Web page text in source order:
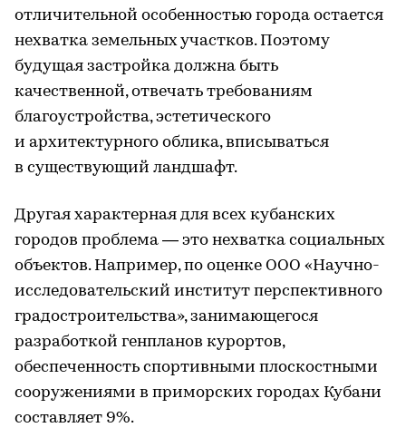
отличительной особенностью города остается
нехватка земельных участков. Поэтому
будущая застройка должна быть
качественной, отвечать требованиям
благоустройства, эстетического
и архитектурного облика, вписываться
в существующий ландшафт.
Другая характерная для всех кубанских
городов проблема — это нехватка социальных
объектов. Например, по оценке ООО «Научно-
исследовательский институт перспективного
градостроительства», занимающегося
разработкой генпланов курортов,
обеспеченность спортивными плоскостными
сооружениями в приморских городах Кубани
составляет 9%.